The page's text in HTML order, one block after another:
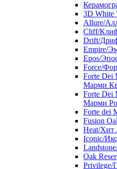
3D White
Allure/
Cliff/
Drift/
Empire/
Epos/
Force/
Forte Dei
Марми
Forte Dei
Марми
Forte dei
Fusion
Heat/Xит
Iconic/
Oak
Privilege/